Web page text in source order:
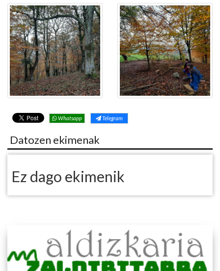
Whatsapp Telegram
Datozen ekimenak
Ez dago ekimenik